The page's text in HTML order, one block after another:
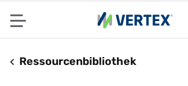
Menu
Ressourcenbibliothek